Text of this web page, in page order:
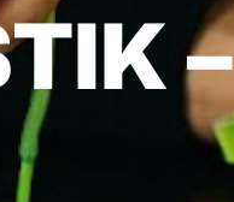
–